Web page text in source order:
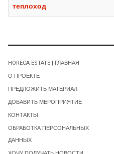
теплоход
HORECA ESTATE | ГЛАВНАЯ
О ПРОЕКТЕ
ПРЕДЛОЖИТЬ МАТЕРИАЛ
ДОБАВИТЬ МЕРОПРИЯТИЕ
КОНТАКТЫ
ОБРАБОТКА ПЕРСОНАЛЬНЫХ
ДАННЫХ